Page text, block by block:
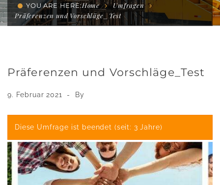
YOU ARE HERE:Home
Umfragen
Präferenzen und Vorschläge_Test
Präferenzen und Vorschläge_Test
9. Februar 2021 By
Diese Umfrage ist beendet (seit: 3 Jahre)